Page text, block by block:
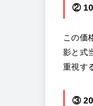
② 10
この価
影と式
重視す
③ 20